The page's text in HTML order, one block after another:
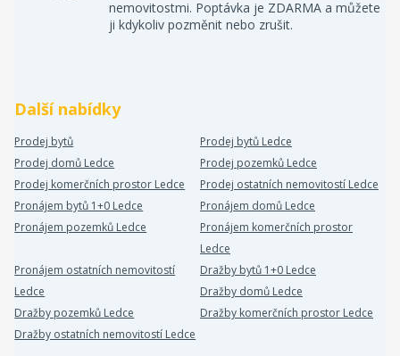
nemovitostmi. Poptávka je ZDARMA a můžete
ji kdykoliv pozměnit nebo zrušit.
Další nabídky
Prodej bytů
Prodej bytů Ledce
Prodej domů Ledce
Prodej pozemků Ledce
Prodej komerčních prostor Ledce
Prodej ostatních nemovitostí Ledce
Pronájem bytů 1+0 Ledce
Pronájem domů Ledce
Pronájem pozemků Ledce
Pronájem komerčních prostor
Ledce
Pronájem ostatních nemovitostí
Ledce
Dražby bytů 1+0 Ledce
Dražby domů Ledce
Dražby pozemků Ledce
Dražby komerčních prostor Ledce
Dražby ostatních nemovitostí Ledce